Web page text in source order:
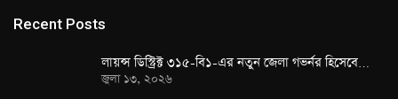
Recent Posts
লায়ন্স ডিস্ট্রিক্ট ৩১৫-বি১-এর নতুন জেলা গভর্নর হিসেবে…
জুলা ১৩, ২০২৬